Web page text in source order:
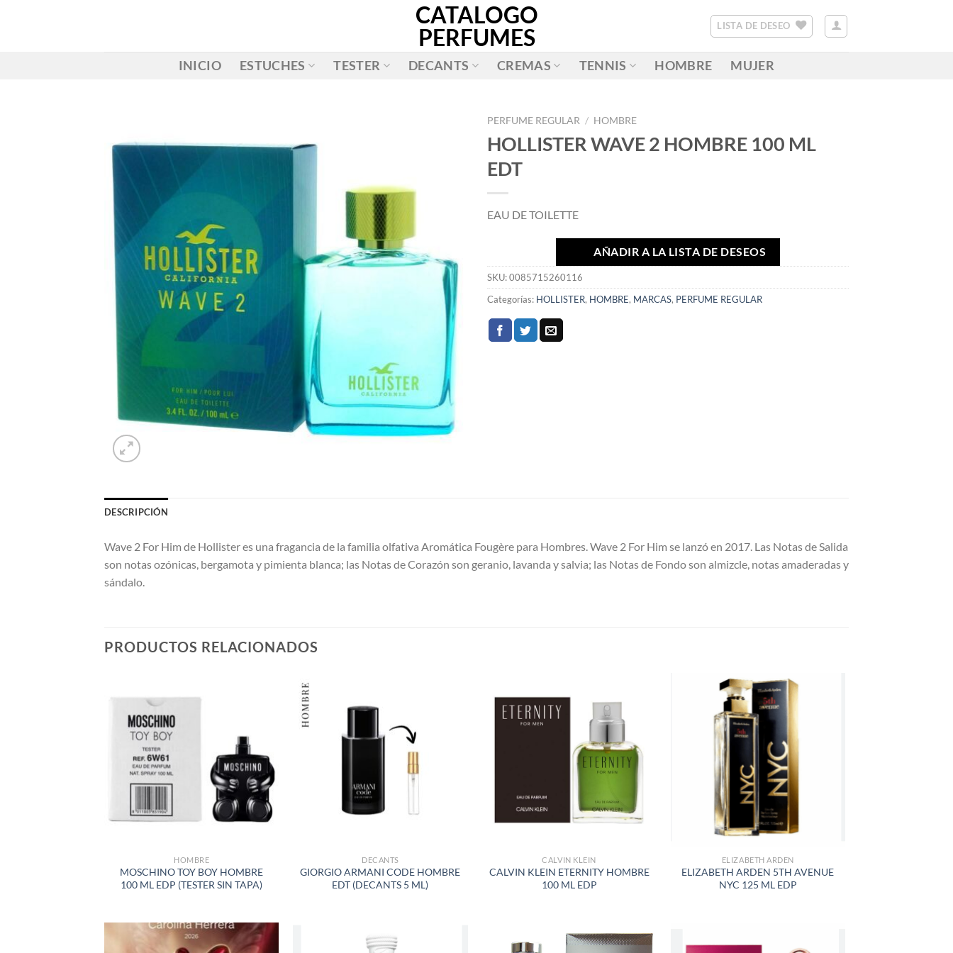
CATALOGO
PERFUMES
LISTA DE DESEO
INICIO ESTUCHES TESTER DECANTS CREMAS TENNIS HOMBRE MUJER
LISTA
PERFUME REGULAR / HOMBRE
HOLLISTER WAVE 2 HOMBRE 100 ML
EDT
EAU DE TOILETTE
AÑADIR A LA LISTA DE DESEOS
SKU:0085715260116
Categorías: HOLLISTER, HOMBRE, MARCAS, PERFUME REGULAR
DESCRIPCIÓN
Wave 2 For Him de Hollister es una fragancia de la familia olfativa Aromática Fougère para Hombres. Wave 2 For Him se lanzó en 2017. Las Notas de Salida
son notas ozónicas, bergamota y pimienta blanca; las Notas de Corazón son geranio, lavanda y salvia; las Notas de Fondo son almizcle, notas amaderadas y
sándalo.
PRODUCTOS RELACIONADOS
LISTA
DE
DESEOS
HOMBRE
MOSCHINO TOY BOY HOMBRE
100 ML EDP (TESTER SIN TAPA)
DESEOS
DECANTS
GIORGIO ARMANI CODE HOMBRE
EDT (DECANTS 5 ML)
AÑADIR
A LA
DE
DESEOS
CALVIN KLEIN
CALVIN KLEIN ETERNITY HOMBRE
100 ML EDP
LISTA
ELIZABETH ARDEN
ELIZABETH ARDEN 5TH AVENUE
NYC 125 ML EDP